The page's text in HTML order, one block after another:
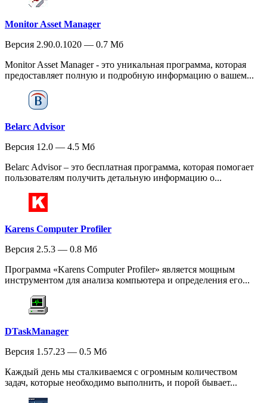
Monitor Asset Manager
Версия 2.90.0.1020 — 0.7 Мб
Monitor Asset Manager - это уникальная программа, которая
предоставляет полную и подробную информацию о вашем...
Belarc Advisor
Версия 12.0 — 4.5 Мб
Belarc Advisor – это бесплатная программа, которая помогает
пользователям получить детальную информацию о...
Karens Computer Profiler
Версия 2.5.3 — 0.8 Мб
Программа «Karens Computer Profiler» является мощным
инструментом для анализа компьютера и определения его...
DTaskManager
Версия 1.57.23 — 0.5 Мб
Каждый день мы сталкиваемся с огромным количеством
задач, которые необходимо выполнить, и порой бывает...